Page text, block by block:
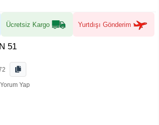
Ücretsiz Kargo Yurtdışı Gönderim
51
Yorum Yap